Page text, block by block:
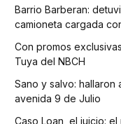
Barrio Barberan:
camioneta cargada
Con promos
Tuya del NBCH
Sano y salvo: hallaron
avenida 9 de Julio
Caso Loan, el juicio: